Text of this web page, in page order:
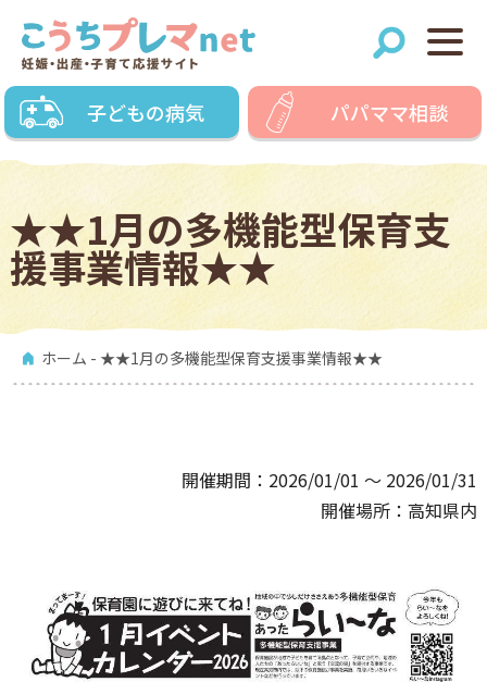
子どもの病気 パパママ相談
★★1月の多機能型保育支
援事業情報★★
ホーム - ★★1月の多機能型保育支援事業情報★★
開催期間：2026/01/01 〜 2026/01/31
開催場所：高知県内